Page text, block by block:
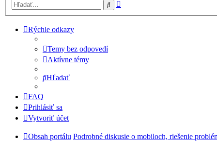
Hľadať
Rýchle odkazy
Temy bez odpovedí
Aktívne témy
Hľadať
FAQ
Prihlásiť sa
Vytvoriť účet
Obsah portálu Podrobné diskusie o mobiloch, riešenie